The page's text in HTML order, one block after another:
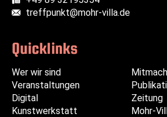
E-Mail:
treffpunkt@mohr-villa.de
Quicklinks
überspringen
Wer wir sind
Veranstaltungen
Digital
Kunstwerkstatt
überspringen
Zeitung
Mohr-